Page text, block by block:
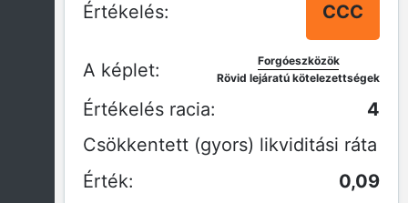
CCC
Forgóeszközök
Rövid lejáratú kötelezettségek
4
Csökkentett (gyors) likviditási ráta
0,09